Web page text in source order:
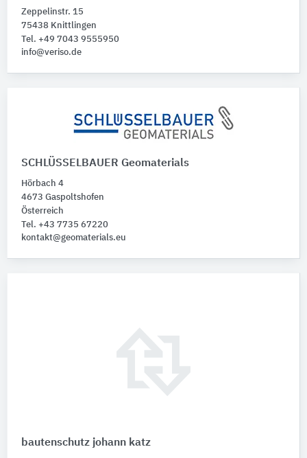
Injektionsmittel
Injektionsschläuche
Dämmstoffe
Natriumsilikat
Zeppelinstr. 15
75438 Knittlingen
Tel. +49 7043 9555950
info@veriso.de
SCHLÜSSELBAUER Geomaterials
Hörbach 4
4673 Gaspoltshofen
Österreich
Tel. +43 7735 67220
kontakt@geomaterials.eu
bautenschutz johann katz